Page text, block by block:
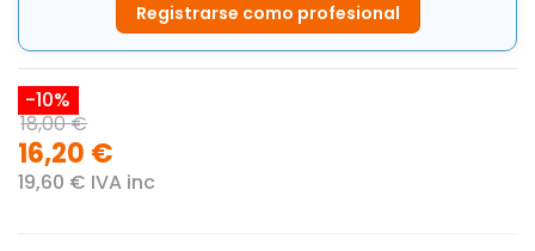
Registrarse como profesional
-10%
18,00 €
16,20 €
19,60 € IVA inc